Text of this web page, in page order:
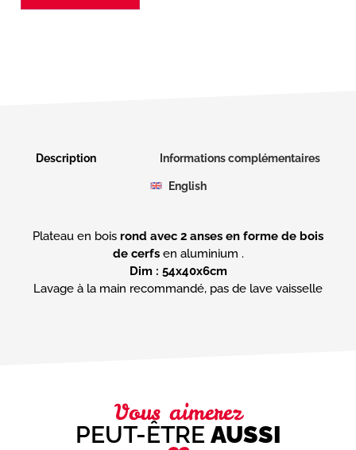
Description Informations complémentaires
English
Plateau en bois rond avec 2 anses en forme de bois
de cerfs
Dim : 54x40x6cm
Lavage à la main recommandé, pas de lave vaisselle
Vous aimerez
PEUT-ÊTRE AUSSI